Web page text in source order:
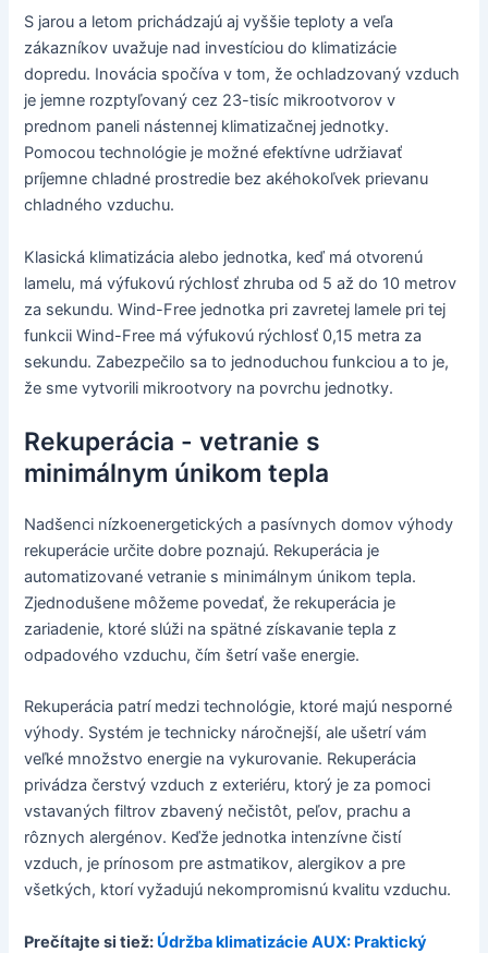
S jarou a letom prichádzajú aj vyššie teploty a veľa
zákazníkov uvažuje nad investíciou do klimatizácie
dopredu. Inovácia spočíva v tom, že ochladzovaný vzduch
je jemne rozptyľovaný cez 23-tisíc mikrootvorov v
prednom paneli nástennej klimatizačnej jednotky.
Pomocou technológie je možné efektívne udržiavať
príjemne chladné prostredie bez akéhokoľvek prievanu
chladného vzduchu.
Klasická klimatizácia alebo jednotka, keď má otvorenú
lamelu, má výfukovú rýchlosť zhruba od 5 až do 10 metrov
za sekundu. Wind-Free jednotka pri zavretej lamele pri tej
funkcii Wind-Free má výfukovú rýchlosť 0,15 metra za
sekundu. Zabezpečilo sa to jednoduchou funkciou a to je,
že sme vytvorili mikrootvory na povrchu jednotky.
Rekuperácia - vetranie s
minimálnym únikom tepla
Nadšenci nízkoenergetických a pasívnych domov výhody
rekuperácie určite dobre poznajú. Rekuperácia je
automatizované vetranie s minimálnym únikom tepla.
Zjednodušene môžeme povedať, že rekuperácia je
zariadenie, ktoré slúži na spätné získavanie tepla z
odpadového vzduchu, čím šetrí vaše energie.
Rekuperácia patrí medzi technológie, ktoré majú nesporné
výhody. Systém je technicky náročnejší, ale ušetrí vám
veľké množstvo energie na vykurovanie. Rekuperácia
privádza čerstvý vzduch z exteriéru, ktorý je za pomoci
vstavaných filtrov zbavený nečistôt, peľov, prachu a
rôznych alergénov. Keďže jednotka intenzívne čistí
vzduch, je prínosom pre astmatikov, alergikov a pre
všetkých, ktorí vyžadujú nekompromisnú kvalitu vzduchu.
Prečítajte si tiež: Údržba klimatizácie AUX: Praktický